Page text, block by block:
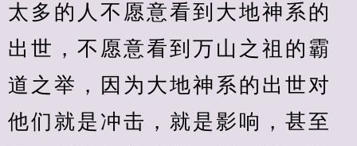
太多的人不愿意看到大地神系的
出世，不愿意看到万山之祖的霸
道之举，因为大地神系的出世对
他们就是冲击，就是影响，甚至